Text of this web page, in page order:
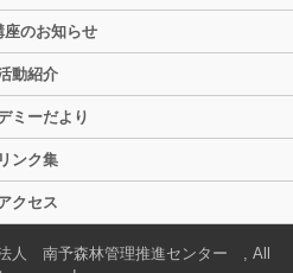
座のお知らせ
動紹介
ミーだより
リンク集
クセス
人 南予森林管理推進センター , All